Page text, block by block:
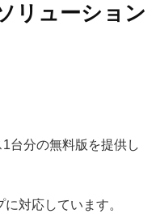
リューション
台分の無料版を提供し
対応しています。